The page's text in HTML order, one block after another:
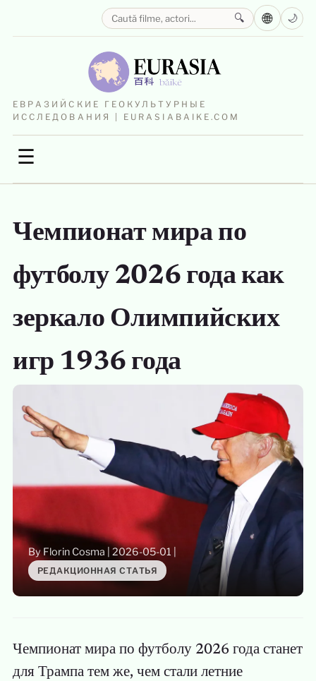
ЕВРАЗИЙСКИЕ ГЕОКУЛЬТУРНЫЕ
ИССЛЕДОВАНИЯ | EURASIABAIKE.COM
☰
🔍 🌐 🌙
Чемпионат мира по
футболу 2026 года как
зеркало Олимпийских
игр 1936 года
By Florin Cosma 2026-05-01
РЕДАКЦИОННАЯ СТАТЬЯ
Чемпионат мира по футболу 2026 года станет
для Трампа тем же, чем стали летние